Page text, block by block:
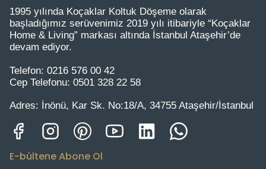
1995 yılında Koçaklar Koltuk Döşeme olarak
başladığımız serüvenimiz 2019 yılı itibariyle “Koçaklar
Home & Living” markası altında İstanbul Ataşehir’de
devam ediyor.
Telefon: 0216 576 00 42
Cep Telefonu: 0501 328 22 58
Adres: İnönü, Kar Sk. No:18/A, 34755 Ataşehir/İstanbul
E-bültene Abone Ol